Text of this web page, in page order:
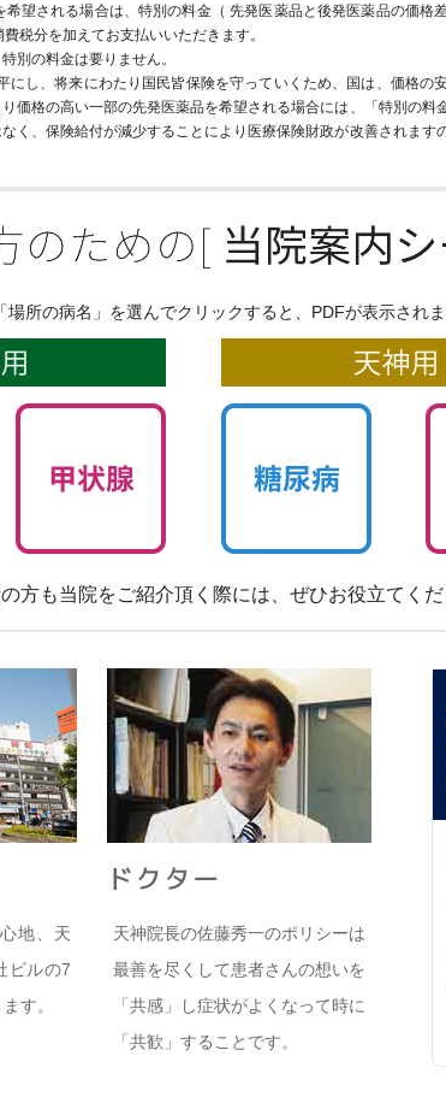
望される場合は、特別の料金（ 先発医薬品と後発医薬品の価格
税分を加えてお支払いいただきます。
別の料金は要りません。
し、将来にわたり国民皆保険を守っていくため、国は、価格の
価格の高い一部の先発医薬品を希望される場合には、「特別の料
く、保険給付が減少することにより医療保険財政が改善されます
場所の病名」を選んでクリックすると、PDFが表示されま
方も当院をご紹介頂く際には、ぜひお役立てくだ
地、天
ビルの7
す。
天神院長の佐藤秀一のポリシーは
最善を尽くして患者さんの想いを
「共感」し症状がよくなって時に
「共歓」することです。